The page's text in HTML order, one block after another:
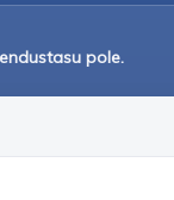
pole.